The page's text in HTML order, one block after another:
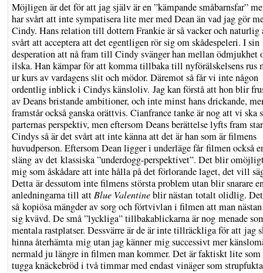
Möjligen är det för att jag själv är en ”kämpande småbarnsfar”
har svårt att inte sympatisera lite mer med Dean än vad jag gör
Cindy. Hans relation till dottern Frankie är så vacker och naturlig
svårt att acceptera att det egentligen rör sig om skådespeleri. I sin
desperation att nå fram till Cindy svänger han mellan ödmjukhet
ilska. Han kämpar för att komma tillbaka till nyförälskelsens rus
ur kurs av vardagens slit och mödor. Däremot så får vi inte någon
ordentlig inblick i Cindys känsloliv. Jag kan förstå att hon blir
av Deans bristande ambitioner, och inte minst hans drickande,
framstår också ganska orättvis. Cianfrance tanke är nog att vi ska
parternas perspektiv, men eftersom Deans berättelse lyfts fram
Cindys så är det svårt att inte känna att det är han som är filmens
huvudperson. Eftersom Dean ligger i underläge får filmen också
släng av det klassiska ”underdogg-perspektivet”. Det blir
mig som åskådare att inte hålla på det förlorande laget, det vill
Detta är dessutom inte filmens största problem utan blir snarare
anledningarna till attBlue Valentineblir nästan totalt olidlig.
så kopiösa mängder av sorg och förtvivlan i filmen att man
sig kvävd. De små ”lyckliga” tillbakablickarna är nog menade
mentala rastplatser. Dessvärre är de är inte tillräckliga för att jag
hinna återhämta mig utan jag känner mig successivt mer
nermald ju längre in filmen man kommer. Det är faktiskt lite
tugga knäckebröd i två timmar med endast vinäger som